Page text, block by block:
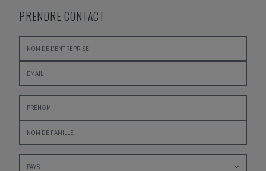
PRENDRE CONTACT